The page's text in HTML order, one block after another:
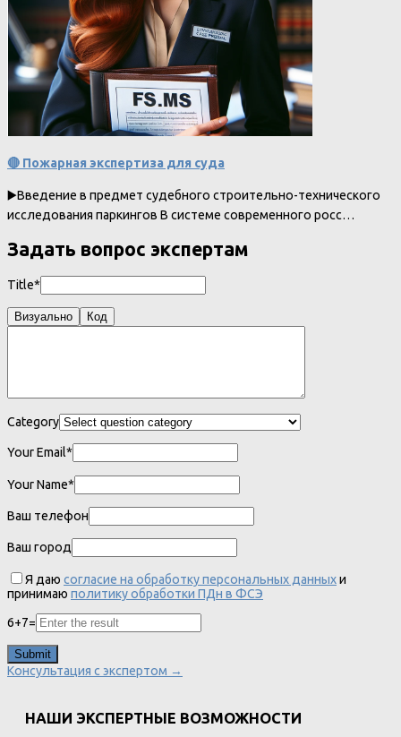
🔴 Пожарная экспертиза для суда
▶️Введение в предмет судебного строительно-технического
исследования паркингов В системе современного росс…
Задать вопрос экспертам
Title*
Визуально Код
Category
Your Email*
Your Name*
Ваш телефон
Ваш город
Я даю согласие на обработку персональных данныхи
принимаю политику обработки ПДн в ФСЭ
6+7=
Консультация с экспертом →
НАШИ ЭКСПЕРТНЫЕ ВОЗМОЖНОСТИ